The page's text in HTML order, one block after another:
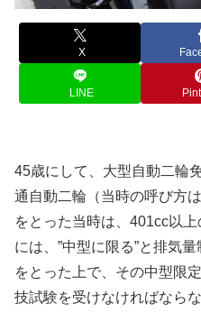
X
LINE
45歳にして、大型自動二輪
通自動二輪（当時の呼び方
をとった当時は、401cc以
には、”中型に限る”と排気
をとった上で、その中型限
技試験を受けなければなら